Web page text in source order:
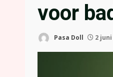
voor
Pasa Doll 2 juni